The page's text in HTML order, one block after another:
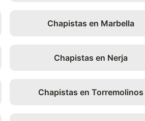
Chapistas en Marbella
Chapistas en Nerja
Chapistas en Torremolinos